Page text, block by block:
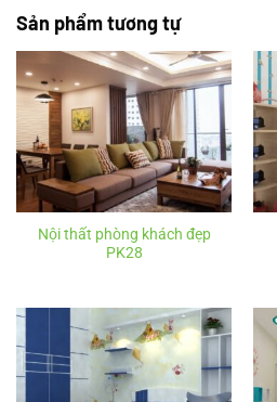
Sản phẩm tương tự
Nội thất phòng khách đẹp
PK28